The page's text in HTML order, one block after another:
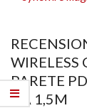
WIRELESS
PARETE
DA 1,5M